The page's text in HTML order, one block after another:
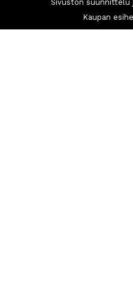
Sivuston suunnittelu
Kaupan